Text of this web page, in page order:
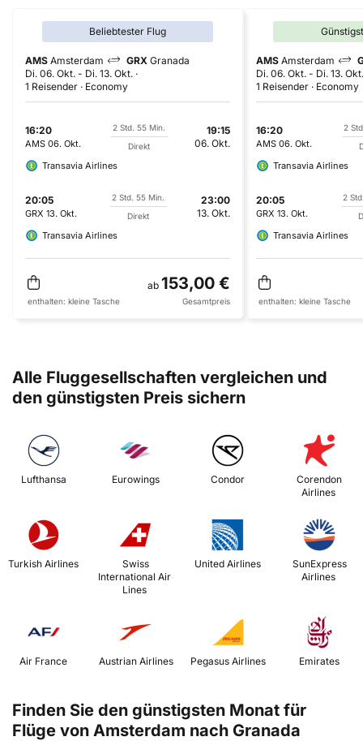
Beliebtester Flug
AMS Amsterdam GRX Granada
Di. 06. Okt. - Di. 13. Okt.
1 Reisender
Economy
16:20
AMS 06. Okt.
2 Std. 55 Min.
Direkt
19:15
06. Okt.
Transavia Airlines
20:05
GRX 13. Okt.
2 Std. 55 Min.
Direkt
23:00
13. Okt.
Transavia Airlines
ab 153,00 €
enthalten: kleine Tasche Gesamtpreis
AMS Amsterdam
Di. 06. Okt. - Di. 13. Okt.
1 Reisender
Economy
16:20
AMS 06. Okt.
2
Transavia Airlines
20:05
GRX 13. Okt.
2
Transavia Airlines
enthalten: kleine Tasche
Alle Fluggesellschaften vergleichen und
den günstigsten Preis sichern
Lufthansa Eurowings Condor
Corendon
Airlines
Turkish Airlines
International Air
Lines
United Airlines
Airlines
Air France Austrian Airlines Emirates
Finden Sie den günstigsten Monat für
Flüge von Amsterdam nach Granada